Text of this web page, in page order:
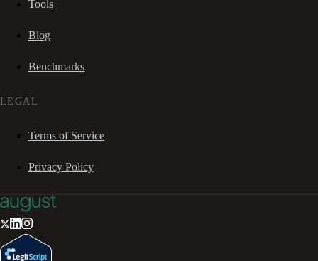
Tools
Blog
Benchmarks
LEGAL
Terms of Service
Privacy Policy